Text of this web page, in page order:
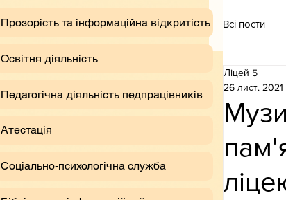
Всі пости
Ліцей 5
26 лист. 2021
​Прозорість та інформаційна відкритість
Освітня діяльність
Педагогічна діяльність педпрацівників
Атестація
Соціально-психологічна служба